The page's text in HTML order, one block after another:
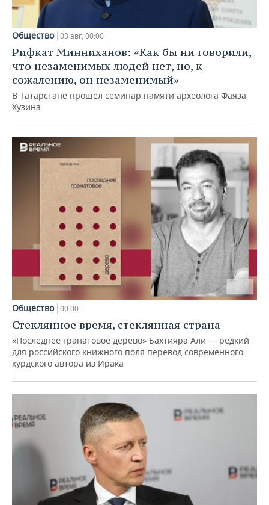
Общество 03 авг, 00:00
Рифкат Минниханов: «Как бы ни говорили,
что незаменимых людей нет, но, к
сожалению, он незаменимый»
В Татарстане прошел семинар памяти археолога Фаяза
Хузина
Общество 00:00
Стеклянное время, стеклянная страна
«Последнее гранатовое дерево» Бахтияра Али — редкий
для российского книжного поля перевод современного
курдского автора из Ирака